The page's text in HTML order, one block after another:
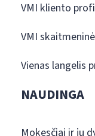
VMI kliento
VMI
Vienas langelis
NAUDINGA
Mokesčiai ir jų